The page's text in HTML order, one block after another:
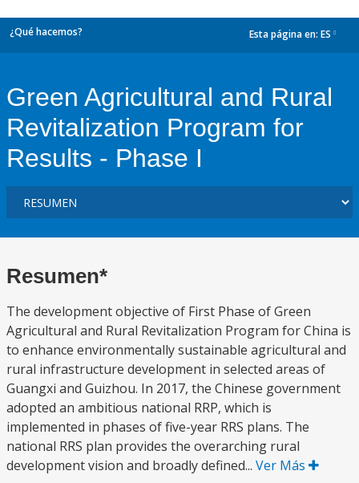
¿Qué hacemos? Esta página en: ES
Green Agricultural and Rural
Revitalization Program for
Results - Phase I
Resumen*
The development objective of First Phase of Green
Agricultural and Rural Revitalization Program for China is
to enhance environmentally sustainable agricultural and
rural infrastructure development in selected areas of
Guangxi and Guizhou. In 2017, the Chinese government
adopted an ambitious national RRP, which is
implemented in phases of five-year RRS plans. The
national RRS plan provides the overarching rural
development vision and broadly defined... Ver Más